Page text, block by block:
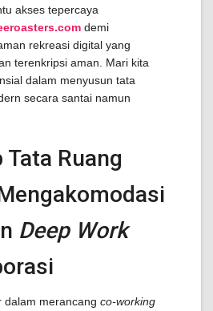
akses tepercaya
demi
rekreasi digital yang
terenkripsi aman. Mari kita
dalam menyusun tata
secara santai namun
Tata Ruang
Deep Work
dalam merancang co-working